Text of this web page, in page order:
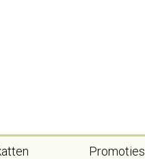
Promoties